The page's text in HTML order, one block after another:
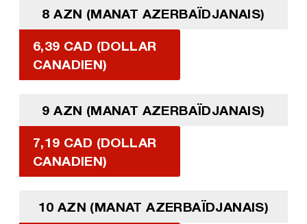
8 AZN (MANAT AZERBAÏDJANAIS)
6,39 CAD (DOLLAR
CANADIEN)
9 AZN (MANAT AZERBAÏDJANAIS)
7,19 CAD (DOLLAR
CANADIEN)
10 AZN (MANAT AZERBAÏDJANAIS)